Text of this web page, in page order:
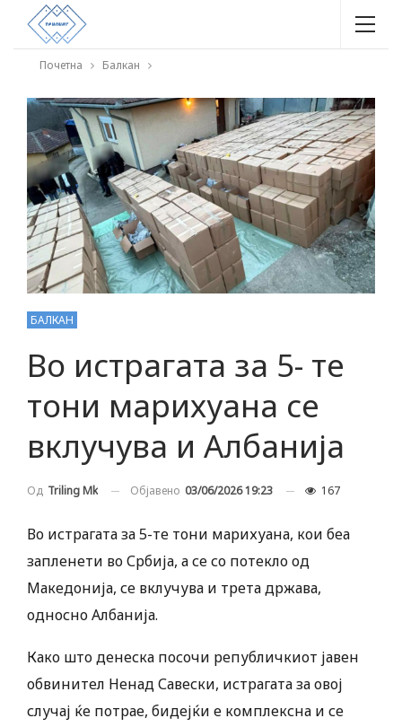
Почетна Балкан
БАЛКАН
Во истрагата за 5- те
тони марихуана се
вклучува и Албанија
Од Triling Mk Објавено 03/06/2026 19:23 167
Во истрагата за 5-те тони марихуана, кои беа
запленети во Србија, а се со потекло од
Македонија, се вклучува и трета држава,
односно Албанија.
Како што денеска посочи републичкиот јавен
обвинител Ненад Савески, истрагата за овој
случај ќе потрае, бидејќи е комплексна и се